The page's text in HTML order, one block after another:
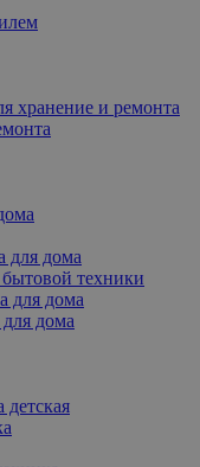
хранение и ремонта
для дома
техники
для дома
дома